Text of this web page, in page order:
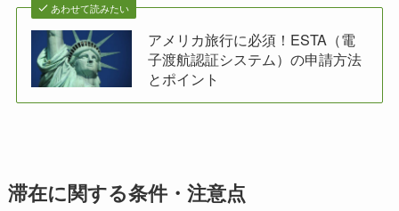
あわせて読みたい
アメリカ旅行に必須！ESTA（電
子渡航認証システム）の申請方法
とポイント
滞在に関する条件・注意点